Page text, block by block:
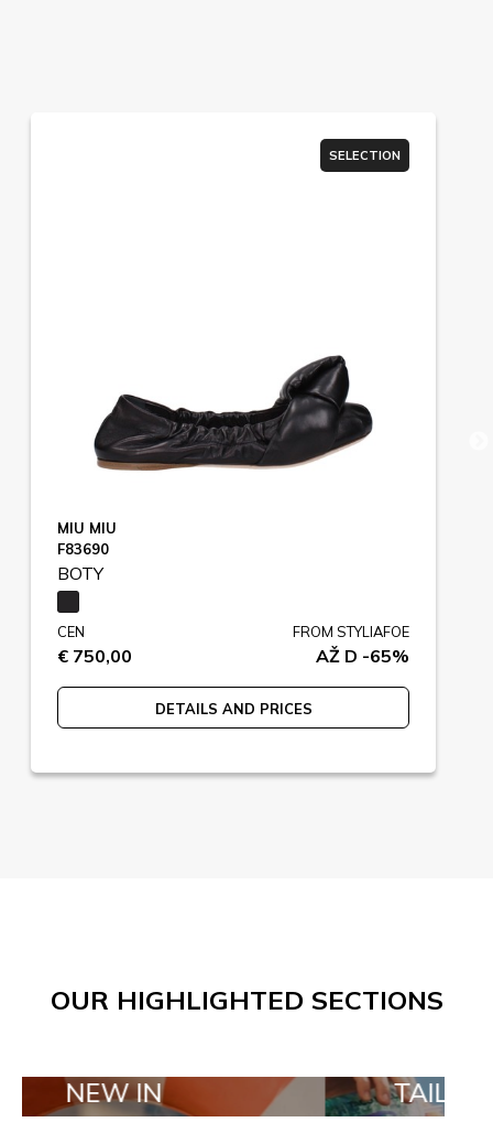
SELECTION
MIU MIU
F83690
BOTY
CEN
€ 750,00
FROM STYLIAFOE
AŽ D -65%
DETAILS AND PRICES
OUR HIGHLIGHTED SECTIONS
TAILOR MADE